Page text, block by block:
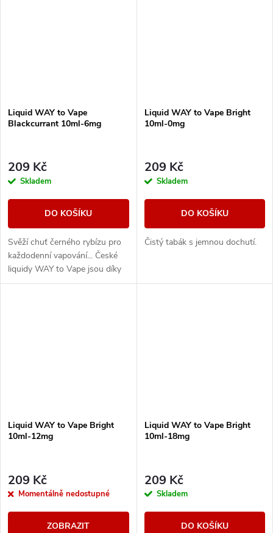
Liquid WAY to Vape
Blackcurrant 10ml-6mg
209 Kč
Skladem
DO KOŠÍKU
Svěží chuť černého rybízu pro
každodenní vapování... České
liquidy WAY to Vape jsou díky
vyváženému poměru složek
Liquid WAY to Vape Bright
10ml-0mg
209 Kč
Skladem
DO KOŠÍKU
Čistý tabák s jemnou dochutí.
Liquid WAY to Vape Bright
10ml-12mg
209 Kč
Momentálně nedostupné
ZOBRAZIT
Liquid WAY to Vape Bright
10ml-18mg
209 Kč
Skladem
DO KOŠÍKU